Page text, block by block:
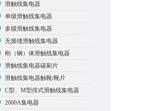
滑触线集电器
单级滑触线集电器
多级滑触线集电器
无接缝滑触线集电器
刚（钢）体滑触线集电器
滑触线集电器碳刷片
滑触线集电器触靴/靴片
C型、M型排式滑触线集电器
2000A集电器